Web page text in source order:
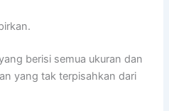
berisi semua ukuran dan
yang tak terpisahkan dari